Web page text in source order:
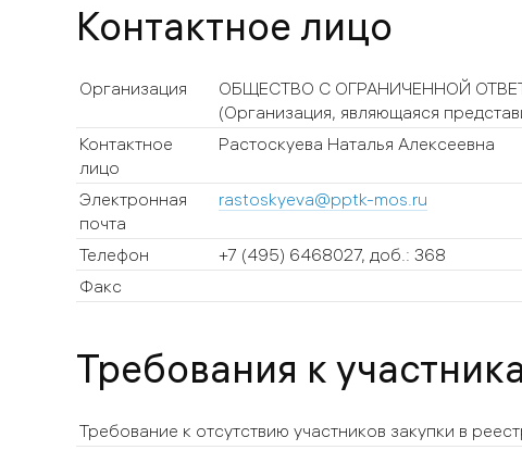
Контактное лицо
Организация
ОБЩЕСТВО С ОГРАНИЧЕННОЙ
(Организация, являющаяся
Контактное
лицо
Растоскуева Наталья Алексеевна
Электронная
почта
rastoskyeva@pptk-mos.ru
Телефон
+7 (495) 6468027, доб.: 368
Факс
Требования к
Требование к отсутствию участников закупки в